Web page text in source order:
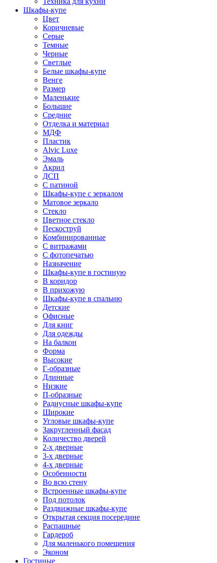
Шкафы-купе
Цвет
Коричневые
Серые
Темные
Черные
Светлые
Белые шкафы-купе
Венге
Размер
Маленькие
Большие
Средние
Отделка и материал
МДФ
Пластик
Alvic Luxe
Эмаль
Акрил
ДСП
С патиной
Шкафы-купе с зеркалом
Матовое зеркало
Стекло
Цветное стекло
Пескоструй
Комбинированные
С витражами
С фотопечатью
Назначение
Шкафы-купе в гостиную
В коридор
В прихожую
Шкафы-купе в спальню
Детские
Офисные
Для книг
Для одежды
На балкон
Форма
Высокие
Г-образные
Длинные
Низкие
П-образные
Радиусные шкафы-купе
Широкие
Угловые шкафы-купе
Закругленный фасад
Количество дверей
2-х дверные
3-х дверные
4-х дверные
Особенности
Во всю стену
Встроенные шкафы-купе
Под потолок
Раздвижные шкафы-купе
Открытая секция посередине
Распашные
Гардероб
Для маленького помещения
Эконом
Гостиные